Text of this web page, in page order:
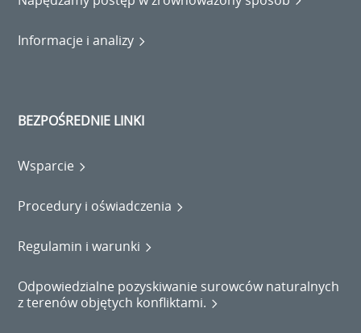
Informacje i analizy
BEZPOŚREDNIE LINKI
Wsparcie
Procedury i oświadczenia
Regulamin i warunki
Odpowiedzialne pozyskiwanie surowców naturalnych
z terenów objętych konfliktami.